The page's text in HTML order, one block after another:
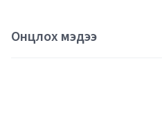
Онцлох мэдээ